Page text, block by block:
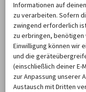
gebucht. Hier lag die
Auch im Januar
lag die Dauer der
Besonders kurz viel
Dezember aus, wo
durchschnittlich 4
Informationen auf
zu verarbeiten. Sofern
zwingend erforderlich
zu erbringen,
Einwilligung können wir
und die
(einschließlich deiner E-
zur Anpassung unserer
Austausch mit Dritten